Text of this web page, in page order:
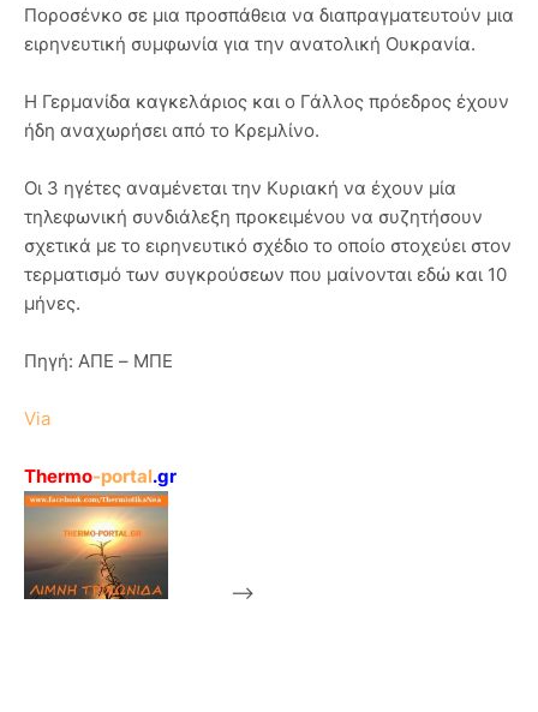
Ποροσένκο σε μια προσπάθεια να διαπραγματευτούν μια
ειρηνευτική συμφωνία για την ανατολική Ουκρανία.
Η Γερμανίδα καγκελάριος και ο Γάλλος πρόεδρος έχουν
ήδη αναχωρήσει από το Κρεμλίνο.
Οι 3 ηγέτες αναμένεται την Κυριακή να έχουν μία
τηλεφωνική συνδιάλεξη προκειμένου να συζητήσουν
σχετικά με το ειρηνευτικό σχέδιο το οποίο στοχεύει στον
τερματισμό των συγκρούσεων που μαίνονται εδώ και 10
μήνες.
Πηγή: ΑΠΕ – ΜΠΕ
Via
Thermo-portal.gr
-->